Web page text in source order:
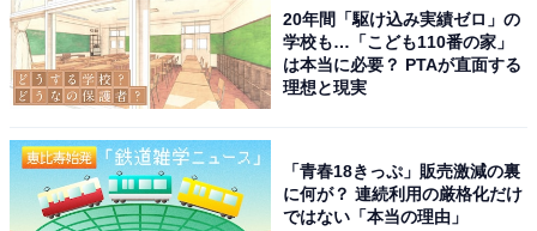
20年間「駆け込み実績ゼロ」の
学校も…「こども110番の家」
は本当に必要？ PTAが直面する
理想と現実
「青春18きっぷ」販売激減の裏
に何が？ 連続利用の厳格化だけ
ではない「本当の理由」